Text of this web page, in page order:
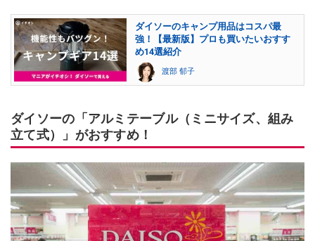
ダイソーのキャンプ用品はコスパ最
強！【最新版】プロも買いたいおすす
め14選紹介
渡部 郁子
ダイソーの「アルミテーブル（ミニサイズ、組み
立て式）」がおすすめ！